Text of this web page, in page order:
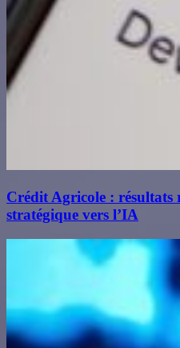
Crédit Agricole : résultats
stratégique vers l’IA